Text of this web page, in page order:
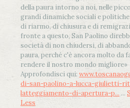
della paura intorno a noi, nelle
grandi dinamiche sociali e politiche
di riarmo, di chiusura e di
fronte a questo, San Paolino
società di non chiudersi, di
paura, perché c'è ancora molto da
rendere il nostro mondo migliore»
Approfondisci qui:
di-san-paolino-a-lucca-giulietti-
latteggiamento-di-apertura-p... ...
Less